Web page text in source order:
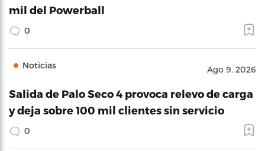
mil del Powerball
0
Noticias Ago 9, 2026
Salida de Palo Seco 4 provoca relevo de carga
y deja sobre 100 mil clientes sin servicio
0